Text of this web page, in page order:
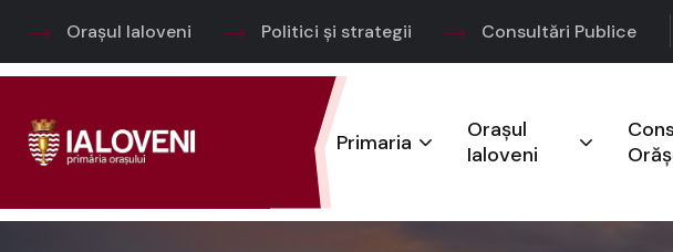
Orașul Ialoveni Politici și strategii Consultări Publice
Primaria
Orașul
Ialoveni